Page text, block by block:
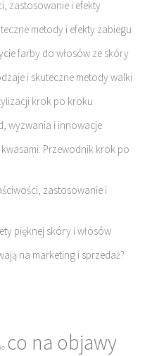
zastosowanie i efekty
metody i efekty zabiegu
farby do włosów ze skóry
i skuteczne metody walki
krok po kroku
wyzwania i innowacje
Przewodnik krok po
zastosowanie i
pięknej skóry i włosów
na marketing i sprzedaż?
co na objawy